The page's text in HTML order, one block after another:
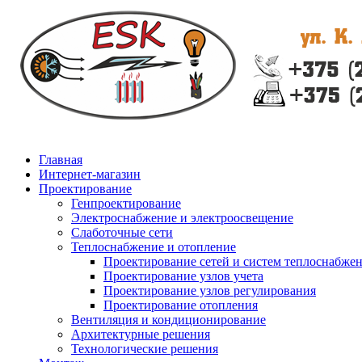
Главная
Интернет-магазин
Проектирование
Генпроектирование
Электроснабжение и электроосвещение
Слаботочные сети
Теплоснабжение и отопление
Проектирование сетей и систем
Проектирование узлов учета
Проектирование узлов регулирования
Проектирование отопления
Вентиляция и кондиционирование
Архитектурные решения
Технологические решения